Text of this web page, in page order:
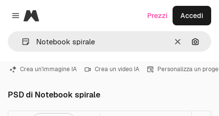
Close menu
Magnific
CancellaCerca
Prezzi Accedi
Crea un'immagine IA Crea un video IA Personalizza un
PSD di Notebook spirale